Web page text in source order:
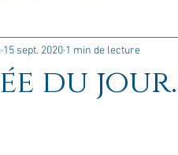
à moi... Rome : voyage
du
15 sept. 2020 1 min de lecture